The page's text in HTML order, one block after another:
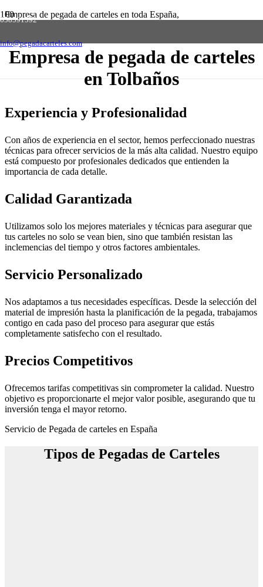
658591592
info@pegadacarteles.com
Empresa de pegada de carteles en toda España,
solicite presupuesto sin compromiso
Empresa de pegada de carteles
en Tolbaños
Experiencia y Profesionalidad
Con años de experiencia en el sector, hemos perfeccionado nuestras
técnicas para ofrecer servicios de la más alta calidad. Nuestro equipo
está compuesto por profesionales dedicados que entienden la
importancia de cada detalle.
Calidad Garantizada
Utilizamos solo los mejores materiales y técnicas para asegurar que
tus carteles no solo se vean bien, sino que también resistan las
inclemencias del tiempo y otros factores ambientales.
Servicio Personalizado
Nos adaptamos a tus necesidades específicas. Desde la selección del
material de impresión hasta la planificación de la pegada, trabajamos
contigo en cada paso del proceso para asegurar que estás
completamente satisfecho con el resultado.
Precios Competitivos
Ofrecemos tarifas competitivas sin comprometer la calidad. Nuestro
objetivo es proporcionarte el mejor valor posible, asegurando que tu
inversión tenga el mayor retorno.
Servicio de Pegada de carteles en España
Tipos de Pegadas de Carteles